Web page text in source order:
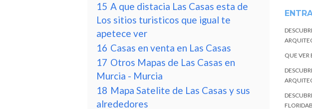
15 A que distacia Las Casas esta de
Los sitios turisticos que igual te
apetece ver
16 Casas en venta en Las Casas
17 Otros Mapas de Las Casas en
Murcia - Murcia
18 Mapa Satelite de Las Casas y sus
alrededores
QUE VER